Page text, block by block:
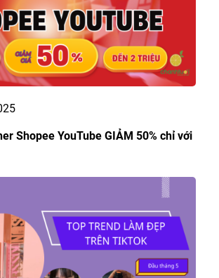
Shopee YouTube GIẢM 50% chỉ với